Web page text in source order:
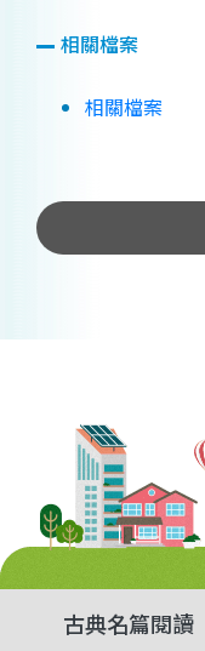
相關檔案
相關檔案
古典名篇閱讀